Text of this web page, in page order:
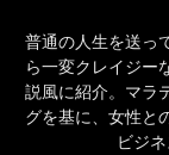
普通の人生を送っ
ら一変クレイジー
説風に紹介。マラ
グを基に、女性と
ビジ